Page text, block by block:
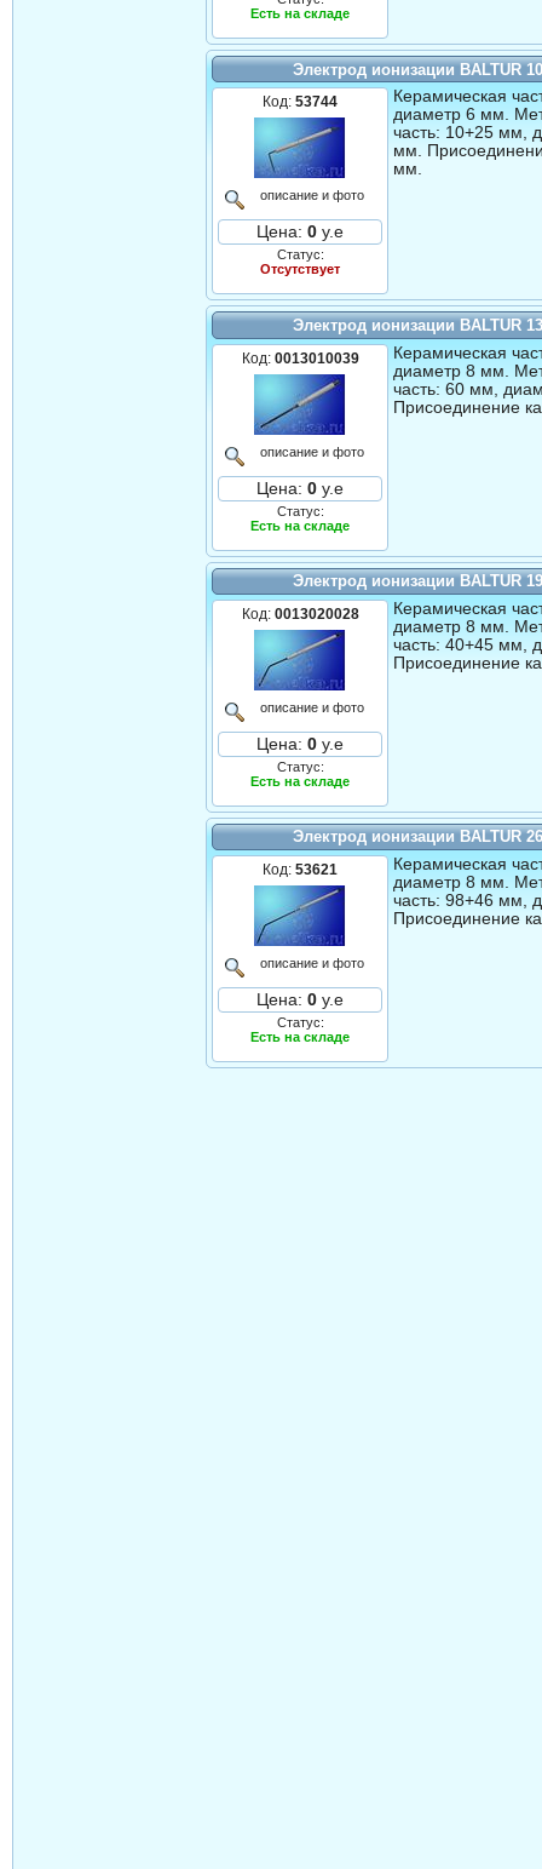
Есть на складе
Электрод ионизации BALTUR
Код:53744
описание и фото
Цена: 0 у.е
Статус:
Отсутствует
Керамическая
диаметр 6 мм.
часть: 10+25 мм,
мм.
мм.
Электрод ионизации BALTUR
Код: 0013010039
описание и фото
Цена: 0 у.е
Статус:
Есть на складе
Керамическая
диаметр 8 мм.
часть: 60 мм,
Присоединение
Электрод ионизации BALTUR
Код: 0013020028
описание и фото
Цена: 0 у.е
Статус:
Есть на складе
Керамическая
диаметр 8 мм.
часть: 40+45 мм,
Присоединение
Электрод ионизации BALTUR
Код:53621
описание и фото
Цена: 0 у.е
Статус:
Есть на складе
Керамическая
диаметр 8 мм.
часть: 98+46 мм,
Присоединение